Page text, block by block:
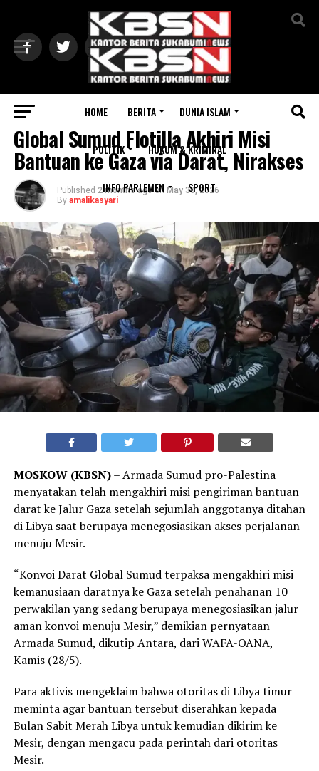
HOME BERITA DUNIA ISLAM
POLITIK HUKUM & KRIMINAL
INFO PARLEMEN SPORT
INTERNASIONAL
Global Sumud Flotilla Akhiri Misi
Bantuan ke Gaza via Darat, Nirakses
Published 2 months ago on May 30, 2026
By amalikasyari
MOSKOW (KBSN)– Armada Sumud pro-Palestina
menyatakan telah mengakhiri misi pengiriman bantuan
darat ke Jalur Gaza setelah sejumlah anggotanya ditahan
di Libya saat berupaya menegosiasikan akses perjalanan
menuju Mesir.
“Konvoi Darat Global Sumud terpaksa mengakhiri misi
kemanusiaan daratnya ke Gaza setelah penahanan 10
perwakilan yang sedang berupaya menegosiasikan jalur
aman konvoi menuju Mesir,” demikian pernyataan
Armada Sumud, dikutip Antara, dari WAFA-OANA,
Kamis (28/5).
Para aktivis mengeklaim bahwa otoritas di Libya timur
meminta agar bantuan tersebut diserahkan kepada
Bulan Sabit Merah Libya untuk kemudian dikirim ke
Mesir, dengan mengacu pada perintah dari otoritas
Mesir.
Exit mobile version